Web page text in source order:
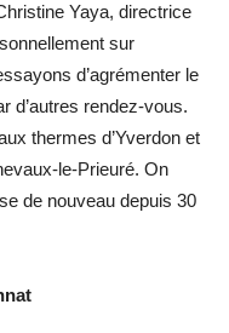
Yaya, directrice
sur
d’agrémenter le
d’autres rendez-vous.
thermes d’Yverdon et
le-Prieuré. On
de nouveau depuis 30